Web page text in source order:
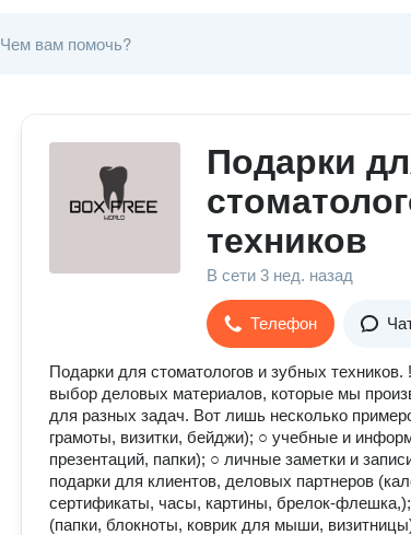
Подарки
техников
В сети 3 нед. назад
Телефон
Подарки для стоматологов и зубных
выбор деловых материалов, которые мы
для разных задач. Вот лишь несколько
грамоты, визитки, бейджи); ○ учебные и
презентаций, папки); ○ личные заметки и
подарки для клиентов, деловых партнеров
сертификаты, часы, картины, брелок-
(папки, блокноты, коврик для мыши,